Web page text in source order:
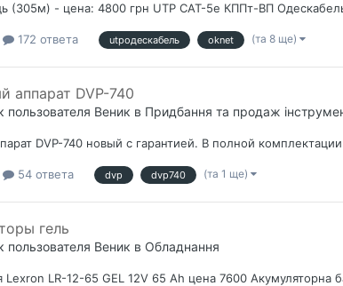
(305м) - цена: 4800 грн UTP CAT-5e КППт-ВП
172 ответа utpодескабель oknet (та 8 ще)
аппарат DVP-740
пользователя Веник в Придбання та продаж
DVP-740 новый с гарантией. В полной
54 ответа dvp dvp740 (та 1 ще)
гель
пользователя Веник в Обладнання
Lexron LR-12-65 GEL 12V 65 Ah цена 7600 Акумуляторна